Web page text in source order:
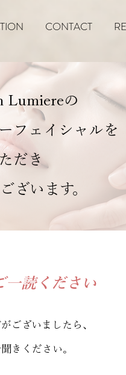
CONTACT
Lumiereの
フェイシャルを
だき
ざいます。
一読ください
ございましたら、
きください。